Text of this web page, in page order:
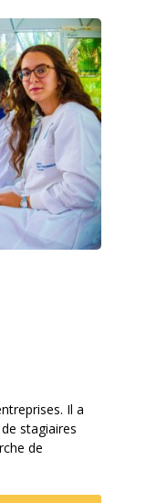
Il a
stagiaires
de